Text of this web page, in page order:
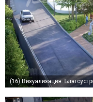
(16)Визуализация: